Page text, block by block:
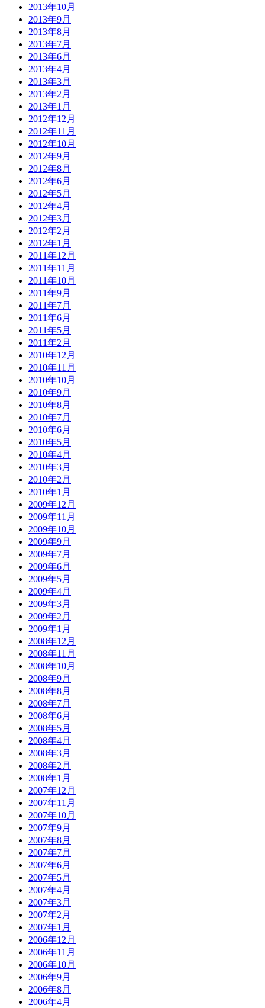
2013年10月
2013年9月
2013年8月
2013年7月
2013年6月
2013年4月
2013年3月
2013年2月
2013年1月
2012年12月
2012年11月
2012年10月
2012年9月
2012年8月
2012年6月
2012年5月
2012年4月
2012年3月
2012年2月
2012年1月
2011年12月
2011年11月
2011年10月
2011年9月
2011年7月
2011年6月
2011年5月
2011年2月
2010年12月
2010年11月
2010年10月
2010年9月
2010年8月
2010年7月
2010年6月
2010年5月
2010年4月
2010年3月
2010年2月
2010年1月
2009年12月
2009年11月
2009年10月
2009年9月
2009年7月
2009年6月
2009年5月
2009年4月
2009年3月
2009年2月
2009年1月
2008年12月
2008年11月
2008年10月
2008年9月
2008年8月
2008年7月
2008年6月
2008年5月
2008年4月
2008年3月
2008年2月
2008年1月
2007年12月
2007年11月
2007年10月
2007年9月
2007年8月
2007年7月
2007年6月
2007年5月
2007年4月
2007年3月
2007年2月
2007年1月
2006年12月
2006年11月
2006年10月
2006年9月
2006年8月
2006年4月